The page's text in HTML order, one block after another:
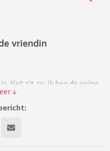
vriendin
Het zit zo: ik ben de enige
samenwoont met een
komt nooit meer naar huis,
en rond huis doe ik
tuin, zwembad, jacuzzi, ik